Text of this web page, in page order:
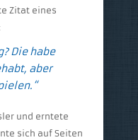
Zitat eines
Die habe
aber
und erntete
sich auf Seiten